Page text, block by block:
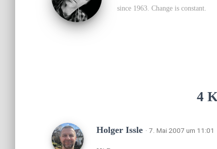
since 1963. Change is constant.
4
Holger Issle · 7. Mai 2007 um 11:01